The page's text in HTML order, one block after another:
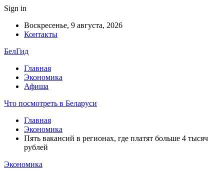
Sign in
Воскресенье, 9 августа, 2026
Контакты
БелГид
Главная
Экономика
Афиша
Что посмотреть в Беларуси
Главная
Экономика
Пять вакансий в регионах, где платят больше 4 тысяч
рублей
Экономика